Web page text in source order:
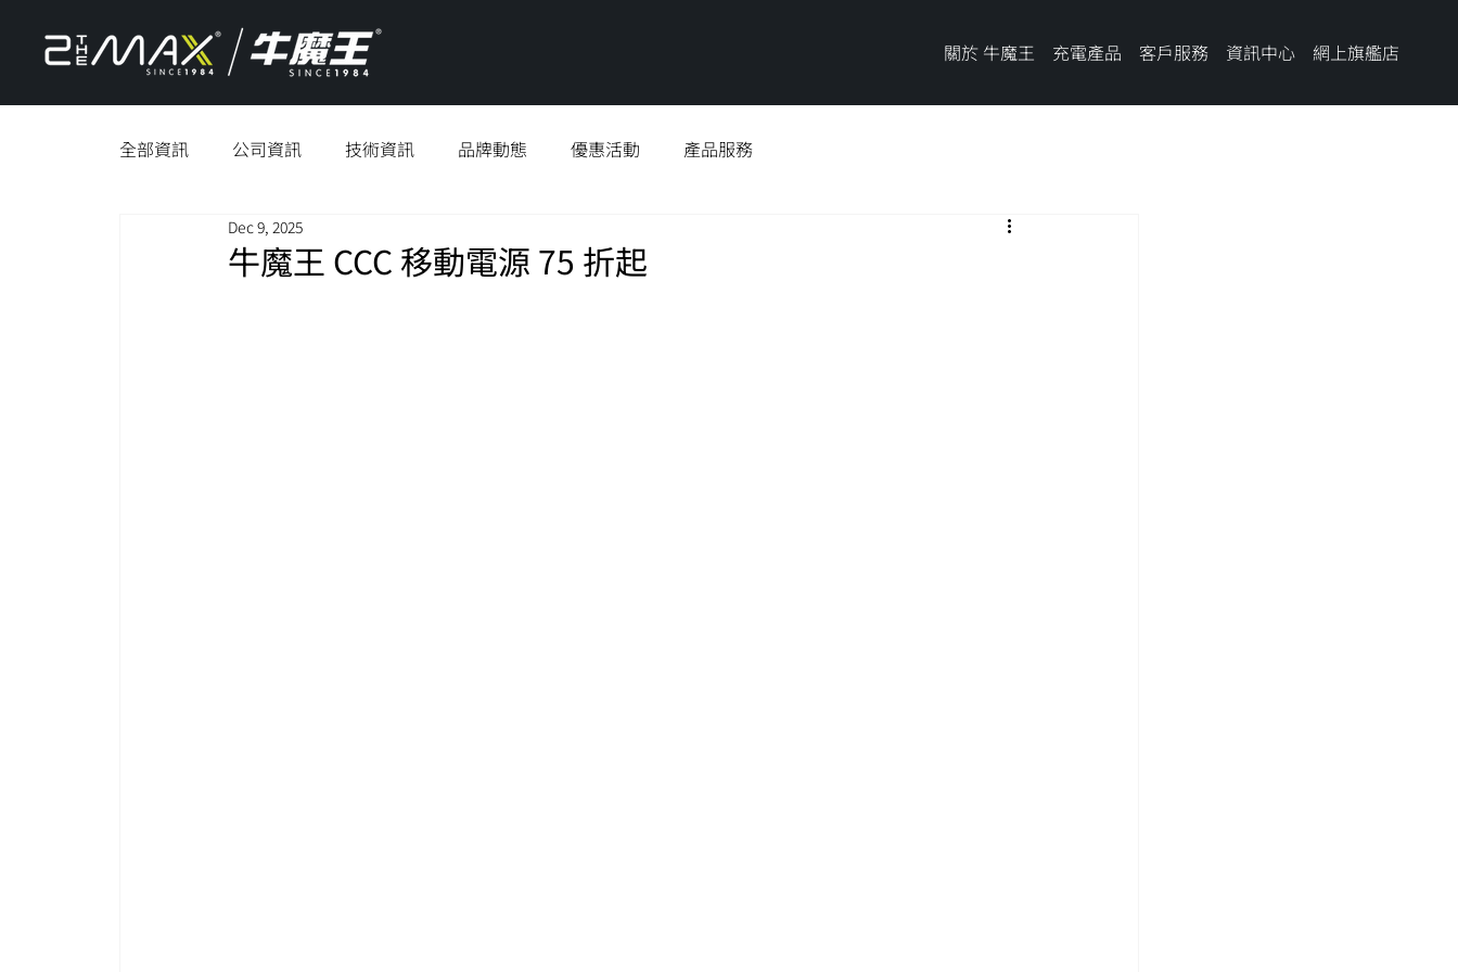
關於 牛魔王 充電產品 客戶服務 資訊中心 網上旗艦店
全部資訊 公司資訊 技術資訊 品牌動態 優惠活動 產品服務
牛魔王 CCC 移動電源 75 折起
Dec 9, 2025